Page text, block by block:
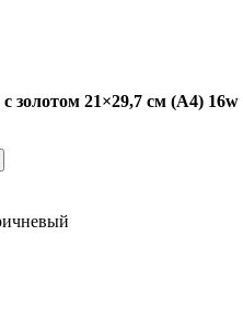
золотом 21×29,7 см (А4) 16w